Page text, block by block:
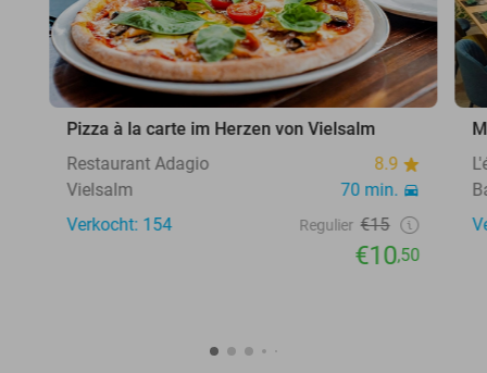
Pizza à la carte im Herzen von Vielsalm
Restaurant Adagio
8.9
Vielsalm
70 min.
Verkocht: 154
Regulier €15
€10,50